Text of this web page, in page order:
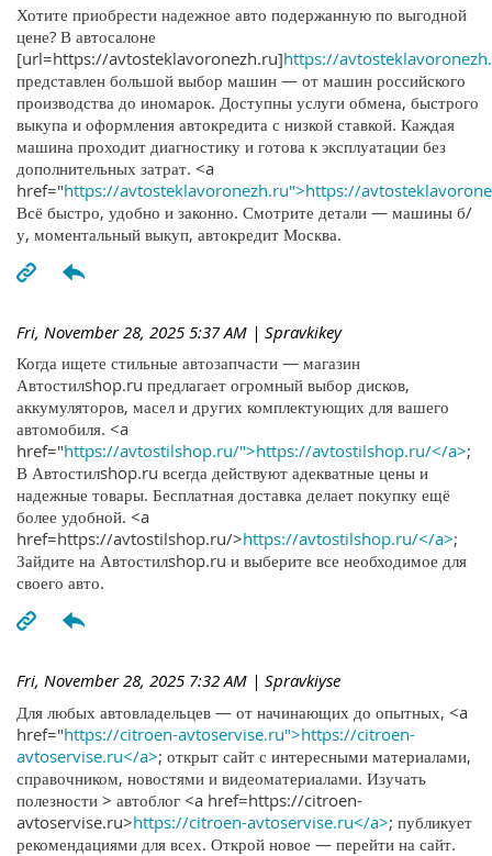
Хотите приобрести надежное авто подержанную по выгодной
цене? В автосалоне
[url=https://avtosteklavoronezh.ru]https://
представлен большой выбор машин — от машин российского
производства до иномарок. Доступны услуги обмена, быстрого
выкупа и оформления автокредита с низкой ставкой. Каждая
машина проходит диагностику и готова к эксплуатации без
дополнительных затрат. <a
href="https://avtosteklavoronezh.ru">https://
Всё быстро, удобно и законно. Смотрите детали — машины б/
у, моментальный выкуп, автокредит Москва.
Fri, November 28, 2025 5:37 AM | Spravkikey
Когда ищете стильные автозапчасти — магазин
Автостилshop.ru предлагает огромный выбор дисков,
аккумуляторов, масел и других комплектующих для вашего
автомобиля. <a
href="https://avtostilshop.ru/">https://avtostilshop.ru/</a>;
В Автостилshop.ru всегда действуют адекватные цены и
надежные товары. Бесплатная доставка делает покупку ещё
более удобной. <a
href=https://avtostilshop.ru/>https://avtostilshop.ru/</a>;
Зайдите на Автостилshop.ru и выберите все необходимое для
своего авто.
Fri, November 28, 2025 7:32 AM | Spravkiyse
Для любых автовладельцев — от начинающих до опытных, <a
href="https://citroen-avtoservise.ru">https://citroen-
avtoservise.ru</a>; открыт сайт с интересными материалами,
справочником, новостями и видеоматериалами. Изучать
полезности > автоблог <a href=https://citroen-
avtoservise.ru>https://citroen-avtoservise.ru</a>; публикует
рекомендациями для всех. Открой новое — перейти на сайт.